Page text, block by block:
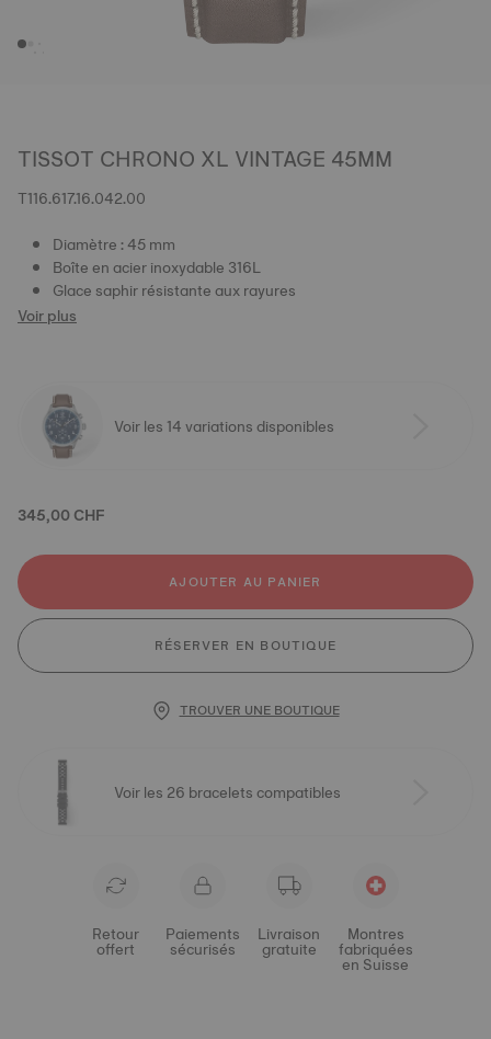
TISSOT CHRONO XL VINTAGE 45MM
T116.617.16.042.00
Diamètre : 45 mm
Boîte en acier inoxydable 316L
Glace saphir résistante aux rayures
Voir plus
Voir les 14 variations disponibles
345,00 CHF
AJOUTER AU PANIER
RÉSERVER EN BOUTIQUE
TROUVER UNE BOUTIQUE
Voir les 26 bracelets compatibles
Retour
offert
Paiements
sécurisés
Livraison
gratuite
Montres
fabriquées
en Suisse